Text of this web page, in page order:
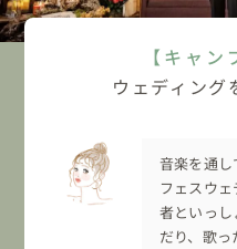
【キャン
ウェディング
音楽を通し
フェスウ
者といっ
だり、歌